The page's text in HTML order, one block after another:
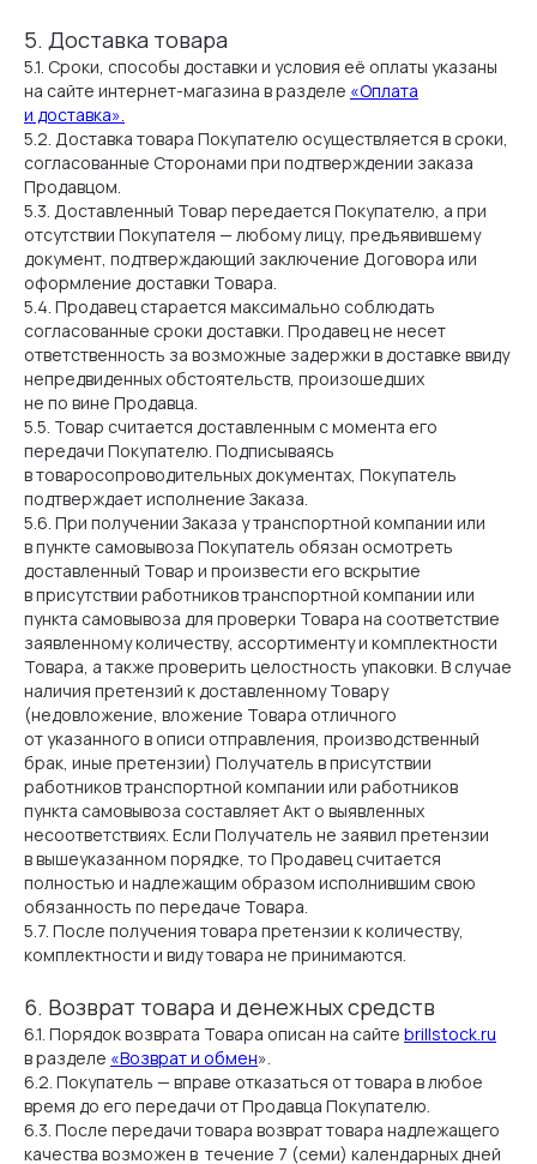
5. Доставка товара
5.1. Сроки, способы доставки и условия её оплаты указаны
на сайте интернет-магазина в разделе «Оплата
и доставка».
5.2. Доставка товара Покупателю осуществляется в сроки,
согласованные Сторонами при подтверждении заказа
Продавцом.
5.3. Доставленный Товар передается Покупателю, а при
отсутствии Покупателя — любому лицу, предъявившему
документ, подтверждающий заключение Договора или
оформление доставки Товара.
5.4. Продавец старается максимально соблюдать
согласованные сроки доставки. Продавец не несет
ответственность за возможные задержки в доставке ввиду
непредвиденных обстоятельств, произошедших
не по вине Продавца.
5.5. Товар считается доставленным с момента его
передачи Покупателю. Подписываясь
в товаросопроводительных документах, Покупатель
подтверждает исполнение Заказа.
5.6. При получении Заказа у транспортной компании или
в пункте самовывоза Покупатель обязан осмотреть
доставленный Товар и произвести его вскрытие
в присутствии работников транспортной компании или
пункта самовывоза для проверки Товара на соответствие
заявленному количеству, ассортименту и комплектности
Товара, а также проверить целостность упаковки. В случае
наличия претензий к доставленному Товару
(недовложение, вложение Товара отличного
от указанного в описи отправления, производственный
брак, иные претензии) Получатель в присутствии
работников транспортной компании или работников
пункта самовывоза составляет Акт о выявленных
несоответствиях. Если Получатель не заявил претензии
в вышеуказанном порядке, то Продавец считается
полностью и надлежащим образом исполнившим свою
обязанность по передаче Товара.
5.7. После получения товара претензии к количеству,
комплектности и виду товара не принимаются.
6. Возврат товара и денежных средств
6.1. Порядок возврата Товара описан на сайте brillstock.ru
в разделе «Возврат и обмен».
6.2. Покупатель — вправе отказаться от товара в любое
время до его передачи от Продавца Покупателю.
6.3. После передачи товара возврат товара надлежащего
качества возможен в течение 7 (семи) календарных дней
О компании
НАВИГАЦИЯ
Информация о камнях
КЛИЕНТАМ